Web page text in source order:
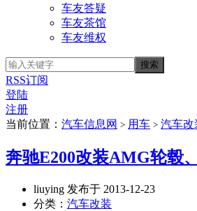
车友答疑
车友茶馆
车友维权
RSS订阅
登陆
注册
当前位置： 汽车信息网 > 用车 > 汽车改
奔驰E200改装AMG轮毂
liuying 发布于 2013-12-23
分类： 汽车改装